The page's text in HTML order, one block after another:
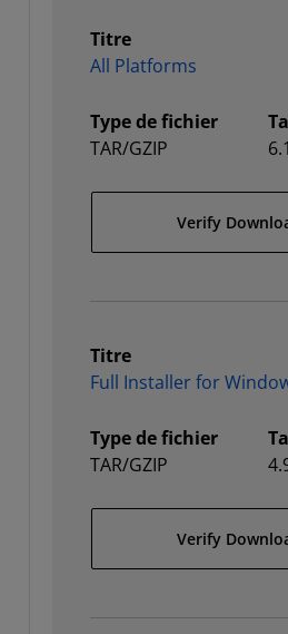
Titre
All Platforms
Type de fichier
TAR/GZIP
Verify
Titre
Full Installer for
Type de fichier
TAR/GZIP
Verify